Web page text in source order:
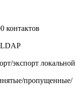
контактов
LDAP
экспорт локальной
пропущенные/